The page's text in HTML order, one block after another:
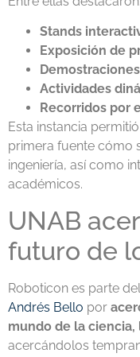
Stands
Exposición de
Actividades
Recorridos por
Esta instancia
primera fuente cómo
ingeniería, así como
académicos.
UNAB
futuro de
Roboticon es parte
Andrés Bello por
mundo de la
acercándolos